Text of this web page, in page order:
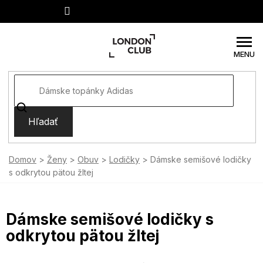
Hľadať
Domov Ženy Obuv Lodičky
Dámske semišové lodičky
s odkrytou pätou žltej
Dámske semišové lodičky s
odkrytou pätou žltej